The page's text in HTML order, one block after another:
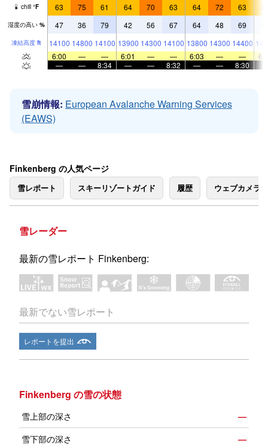
chill °F 63 75 61 64 70 63 64 72 63
湿度の高い % 47 36 79 42 56 67 64 48 69
凍結高度 ft 14100 14800 14100 13900 14300 14100 13800 14300 14400
6:00
— — 6:01 — — 6:03 — —
—
— 8:34 — — 8:32 — — 8:30
雪崩情報: European Avalanche Warning Services
(EAWS)
Finkenberg の人気ページ
雪レポート スキーリゾートガイド 履歴 ウェブカメラ
雪レーダー
最新の雪レポート Finkenberg:
最新でない雪レポート
レポートを提出
Finkenberg の雪の状態
雪上部の深さ
—
雪下部の深さ
—